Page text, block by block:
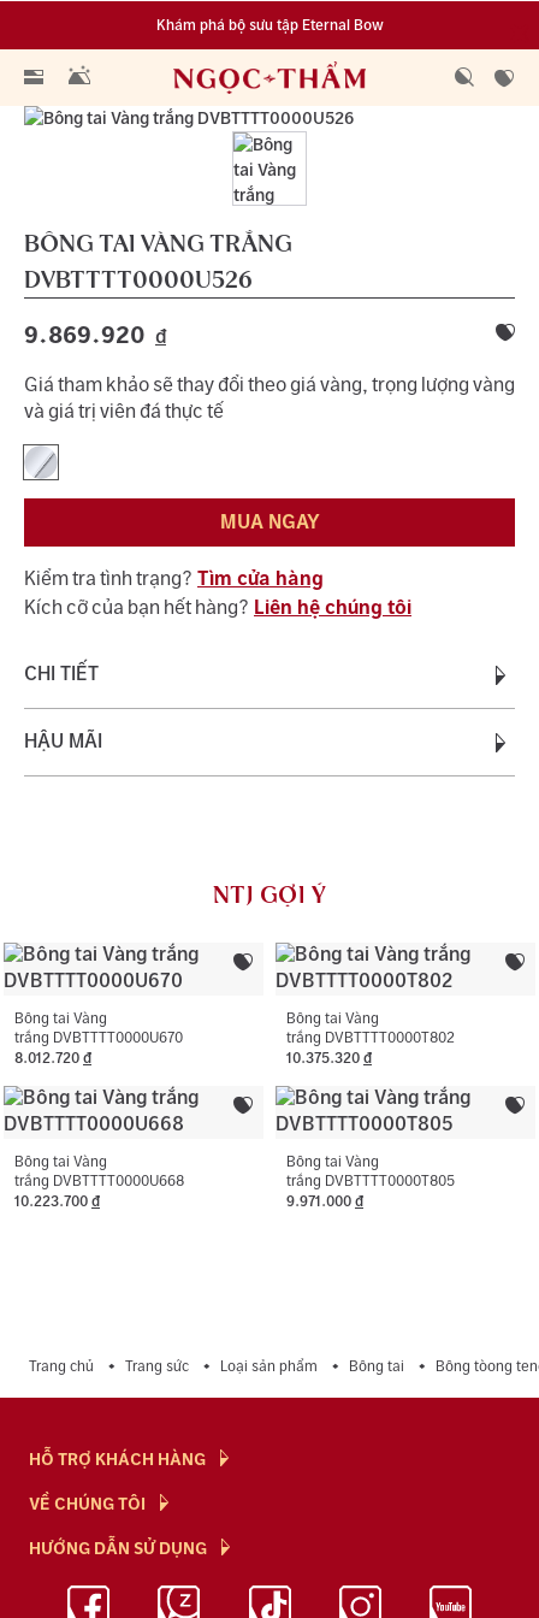
Khám phá bộ sưu tập Eternal Bow
Đa dạng lựa chọn tích luỹ từ 0.1 chỉ vàng 999.9
BÔNG TAI VÀNG TRẮNG
DVBTTTT0000U526
9.869.920 đ
Giá tham khảo sẽ thay đổi theo giá vàng, trọng lượng vàng
và giá trị viên đá thực tế
MUA NGAY
Kiểm tra tình trạng? Tìm cửa hàng
Kích cỡ của bạn hết hàng? Liên hệ chúng tôi
CHI TIẾT
Chất liệu:
HẬU MÃI
NTJ có chính sách bảo hành miễn phí 06 tháng như đính
phép, chỉ áp dụng với trường hợp không phát sinh thêm
vàng.
NTJ GỢI Ý
Bông tai Vàng
trắng DVBTTTT0000U670
8.012.720 đ
Bông tai Vàng
trắng DVBTTTT0000T802
10.375.320 đ
Bông tai Vàng
trắng DVBTTTT0000U668
10.223.700 đ
Bông tai Vàng
trắng DVBTTTT0000T805
9.971.000 đ
Trang chủ Trang sức Loại sản phẩm Bông tai Bông tòong
HỖ TRỢ KHÁCH HÀNG
Hỏi & Đáp
Chính Sách
Chính Sách Bảo Mật
VỀ CHÚNG TÔI
NTJ Flagship
Cửa hàng
HƯỚNG DẪN SỬ DỤNG
Bảo Quản Trang Sức